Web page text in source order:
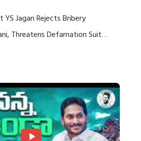
YS Jagan Rejects Bribery
Threatens Defamation Suit